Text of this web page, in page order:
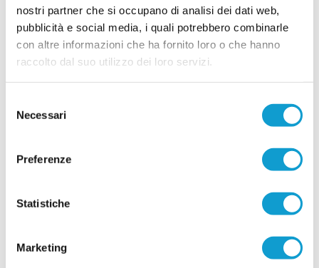
nostri partner che si occupano di analisi dei dati web,
pubblicità e social media, i quali potrebbero combinarle
con altre informazioni che ha fornito loro o che hanno
raccolto dal suo utilizzo dei loro servizi.
delNecessari
Preferenze
Statistiche
Marketing
Gabicce Gradara (2022-2023 e 2023-2024)
proveniente dal Rimini United (Seconda
categoria). Perché questo ritorno?“Il campionato
marchigiano di Promozione mi ha ...leggi
URBANIA. Torna anche Luca Fraternali
L'Urbania continua a puntare sui grandi ritorni e
ufficializza il secondo colpo per il reparto
offensivo. Dopo le recenti esperienze tra